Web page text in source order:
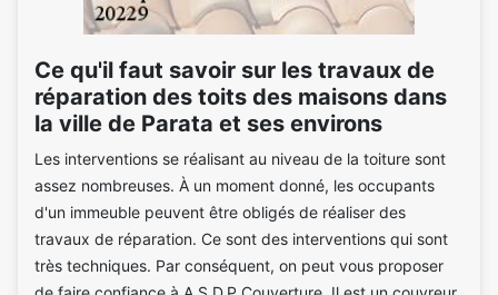
Ce qu'il faut savoir sur les travaux de
réparation des toits des maisons dans
la ville de Parata et ses environs
Les interventions se réalisant au niveau de la toiture sont
assez nombreuses. À un moment donné, les occupants
d'un immeuble peuvent être obligés de réaliser des
travaux de réparation. Ce sont des interventions qui sont
très techniques. Par conséquent, on peut vous proposer